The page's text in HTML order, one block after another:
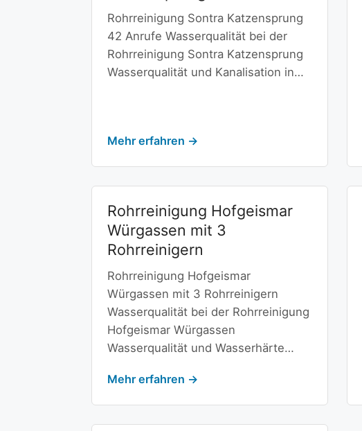
Rohrreinigung Sontra Katzensprung
42 Anrufe Wasserqualität bei der
Rohrreinigung Sontra Katzensprung
Wasserqualität und Kanalisation in…
Mehr erfahren →
Rohrreinigung Hofgeismar
Würgassen mit 3
Rohrreinigern
Rohrreinigung Hofgeismar
Würgassen mit 3 Rohrreinigern
Wasserqualität bei der Rohrreinigung
Hofgeismar Würgassen
Wasserqualität und Wasserhärte…
Mehr erfahren →